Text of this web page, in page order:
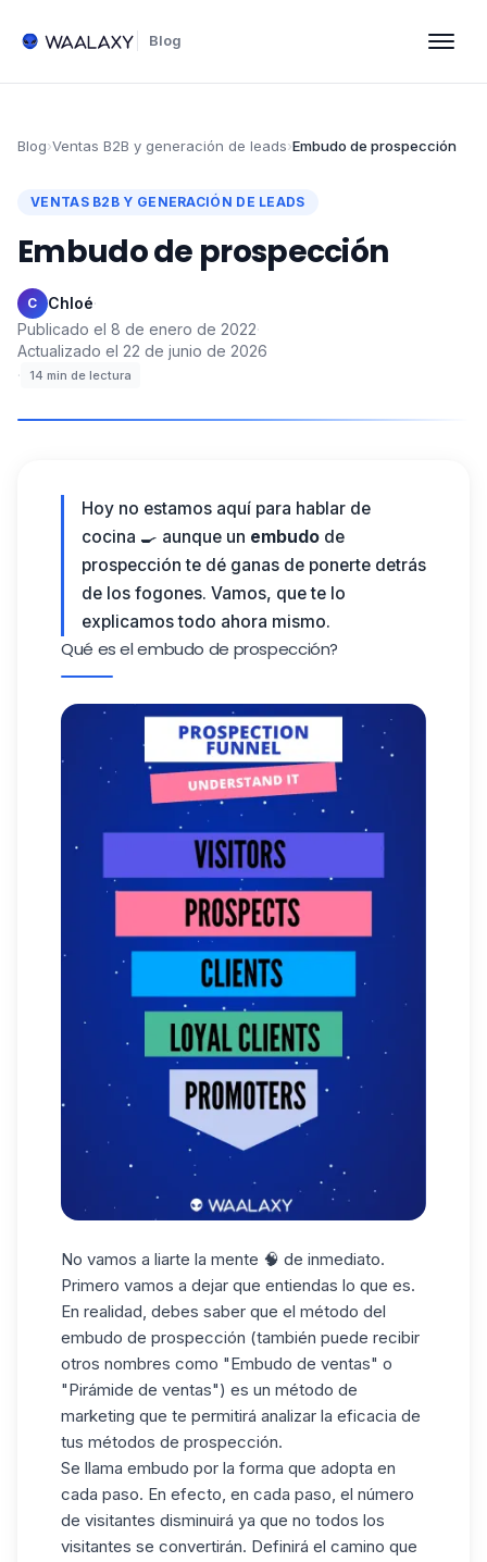
Blog
Blog›Ventas B2B y generación de leads›Embudo de prospección
VENTAS B2B Y GENERACIÓN DE LEADS
Embudo de prospección
C Chloé·
Publicado el 8 de enero de 2022·
Actualizado el 22 de junio de 2026
·
14 min de lectura
Hoy no estamos aquí para hablar de
cocina 🍳 aunque un embudo de
prospección te dé ganas de ponerte detrás
de los fogones. Vamos, que te lo
explicamos todo ahora mismo.
Qué es el embudo de prospección?
No vamos a liarte la mente 🧠 de inmediato.
Primero vamos a dejar que entiendas lo que es.
En realidad, debes saber que el método del
embudo de prospección (también puede recibir
otros nombres como "Embudo de ventas" o
"Pirámide de ventas") es un método de
marketing que te permitirá analizar la eficacia de
tus métodos de prospección.
Se llama embudo por la forma que adopta en
cada paso. En efecto, en cada paso, el número
de visitantes disminuirá ya que no todos los
visitantes se convertirán. Definirá el camino que